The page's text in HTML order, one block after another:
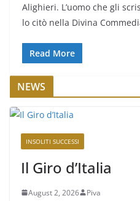
Alighieri. L’uomo che gli
lo citò nella Divina
Read More
NEWS
INSOLITI SUCCESSI
Il Giro d’Italia
August 2, 2026 Piva